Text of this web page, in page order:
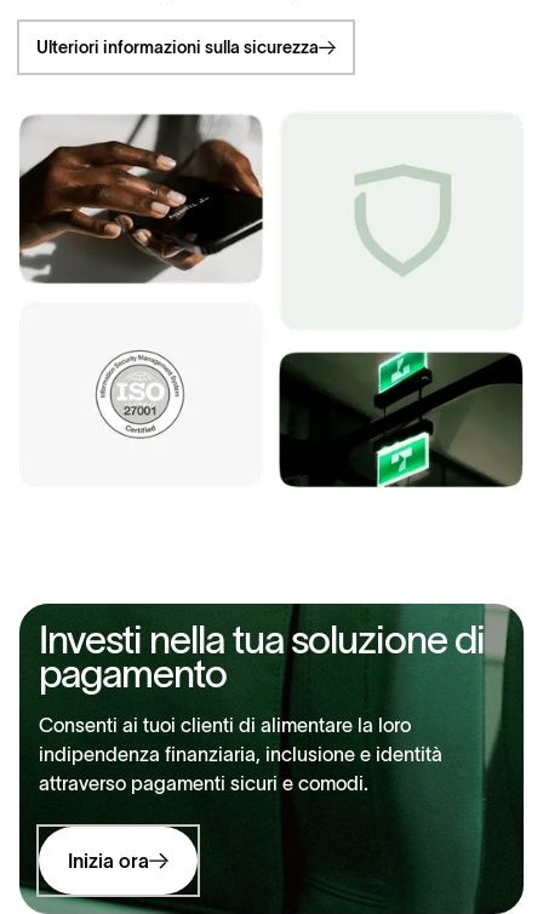
Ulteriori informazioni sulla sicurezza
Investi nella tua soluzione di
pagamento
Consenti ai tuoi clienti di alimentare la loro
indipendenza finanziaria, inclusione e identità
attraverso pagamenti sicuri e comodi.
Inizia ora